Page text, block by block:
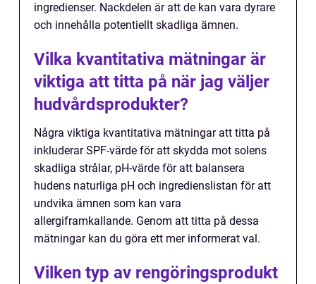
ingredienser. Nackdelen är att de kan vara dyrare
och innehålla potentiellt skadliga ämnen.
Vilka kvantitativa mätningar är
viktiga att titta på när jag väljer
hudvårdsprodukter?
Några viktiga kvantitativa mätningar att titta på
inkluderar SPF-värde för att skydda mot solens
skadliga strålar, pH-värde för att balansera
hudens naturliga pH och ingredienslistan för att
undvika ämnen som kan vara
allergiframkallande. Genom att titta på dessa
mätningar kan du göra ett mer informerat val.
Vilken typ av rengöringsprodukt